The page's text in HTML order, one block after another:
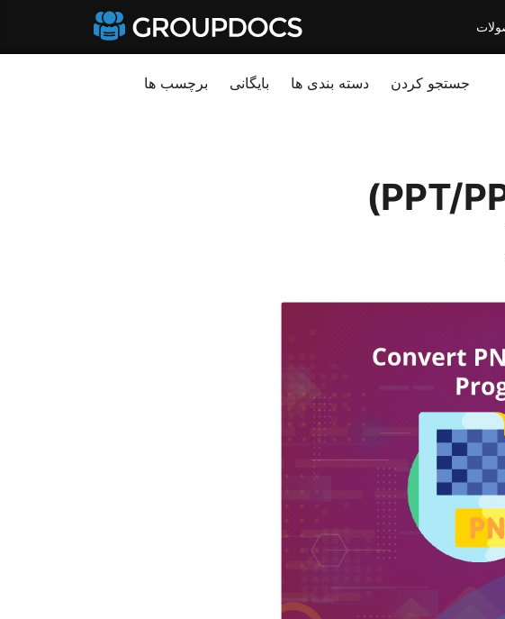
جستجو کردن دسته بندی ها بایگانی برچسب ها
تبدیل PNG به پاورپوینت (PPT/PPTX)